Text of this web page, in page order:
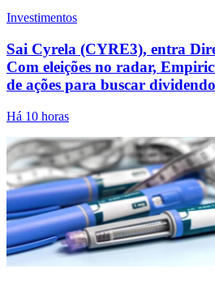
Investimentos
Sai Cyrela (CYRE3), entra
Com eleições no radar,
de ações para buscar
Há 10 horas